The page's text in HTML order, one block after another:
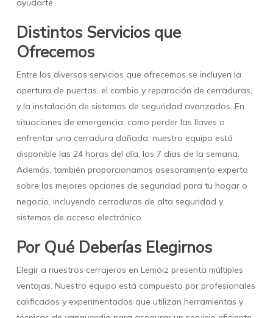
ayudarte.
Distintos Servicios que
Ofrecemos
Entre los diversos servicios que ofrecemos se incluyen la
apertura de puertas, el cambio y reparación de cerraduras,
y la instalación de sistemas de seguridad avanzados. En
situaciones de emergencia, como perder las llaves o
enfrentar una cerradura dañada, nuestro equipo está
disponible las 24 horas del día, los 7 días de la semana.
Además, también proporcionamos asesoramiento experto
sobre las mejores opciones de seguridad para tu hogar o
negocio, incluyendo cerraduras de alta seguridad y
sistemas de acceso electrónico.
Por Qué Deberías Elegirnos
Elegir a nuestros cerrajeros en Lemóiz presenta múltiples
ventajas. Nuestro equipo está compuesto por profesionales
calificados y experimentados que utilizan herramientas y